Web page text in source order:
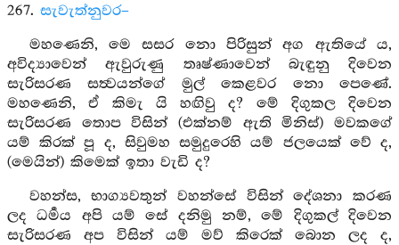
267. සැවැත්නුවර–
මහණෙනි, මෙ සසර නො පිරිසුන් අග ඇතියේ ය,
අවිද්‍යාවෙන් ඇවුරුණු තෘෂ්ණාවෙන් බැඳුනු දිවෙන
සැරිසරණ සත්‍වයන්ගේ මුල් කෙළවර නො පෙණේ.
මහණෙනි, ඒ කිමැ යි හඟිවු ද? මේ දිගුකල දිවෙන
සැරිසරණ තොප විසින් (එක්නම් ඇති මිනිස්) මවකගේ
යම් කිරක් පූ ද, සිවුමහ සමුදුරෙහි යම් ජලයෙක් වේ ද,
(මෙයින්) කිමෙක් ඉතා වැඩි ද?
වහන්ස, භාග්‍යවතුන් වහන්සේ විසින් දේශනා කරණ
ලද ධර්‍මය අපි යම් සේ දනිමු නම්, මේ දිගුකල් දිවෙන
සැරිසරණ අප විසින් යම් මව් කිරෙක් බොන ලද ද,